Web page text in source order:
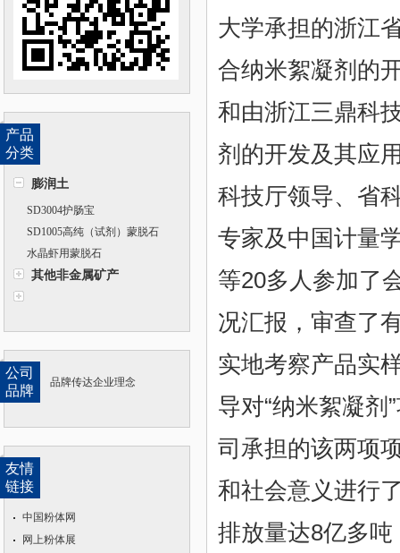
产品
分类
膨润土
SD3004护肠宝
SD1005高纯（试剂）蒙脱石
水晶虾用蒙脱石
其他非金属矿产
公司
品牌
品牌传达企业理念
友情
链接
中国粉体网
网上粉体展
大学承担的浙江
合纳米絮凝剂的
和由浙江三鼎科
剂的开发及其应
科技厅领导、省
专家及中国计量
等20多人参加了
况汇报，审查了
实地考察产品实
导对“纳米絮凝
司承担的该两项
和社会意义进行
排放量达8亿多